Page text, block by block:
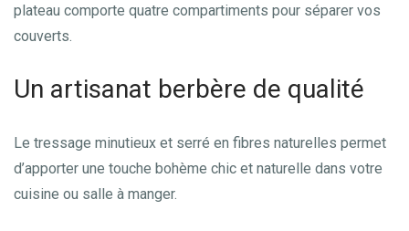
plateau comporte quatre compartiments pour séparer vos
couverts.
Un artisanat berbère de qualité
Le tressage minutieux et serré en fibres naturelles permet
d’apporter une touche bohème chic et naturelle dans votre
cuisine ou salle à manger.